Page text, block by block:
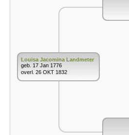
Louisa Jacomina Landmeter
geb. 17 Jan 1776
overl. 26 OKT 1832